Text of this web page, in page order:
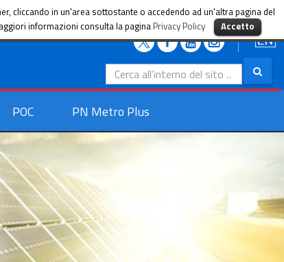
Search
for:
POC PN Metro Plus
cliccando in un'area sottostante o accedendo ad un'altra pagina del
informazioni consulta la pagina Privacy Policy Accetto